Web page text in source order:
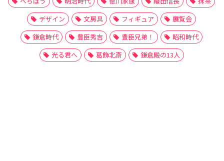
デザイン
文房具 フィギュア
展覧会
鎌倉時代
豊臣秀吉 豊臣兄弟！
昭和時代
光る君へ
葛飾北斎 鎌倉殿の13人